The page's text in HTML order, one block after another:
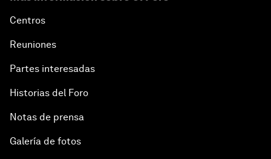
Centros
Reuniones
Partes interesadas
Historias del Foro
Notas de prensa
Galería de fotos